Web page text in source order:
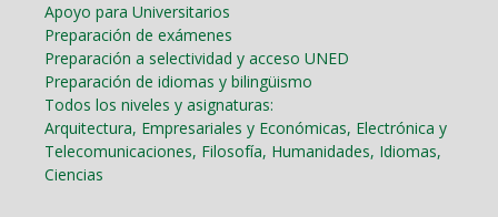
Apoyo para Universitarios
Preparación de exámenes
Preparación a selectividad y acceso UNED
Preparación de idiomas y bilingüismo
Todos los niveles y asignaturas:
Arquitectura, Empresariales y Económicas, Electrónica y
Telecomunicaciones, Filosofía, Humanidades, Idiomas,
Ciencias